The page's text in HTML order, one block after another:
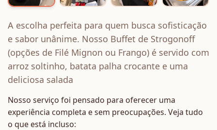
A escolha perfeita para quem busca sofisticação
e sabor unânime. Nosso Buffet de Strogonoff
(opções de Filé Mignon ou Frango) é servido com
arroz soltinho, batata palha crocante e uma
deliciosa salada
Nosso serviço foi pensado para oferecer uma
experiência completa e sem preocupações. Veja tudo
o que está incluso: